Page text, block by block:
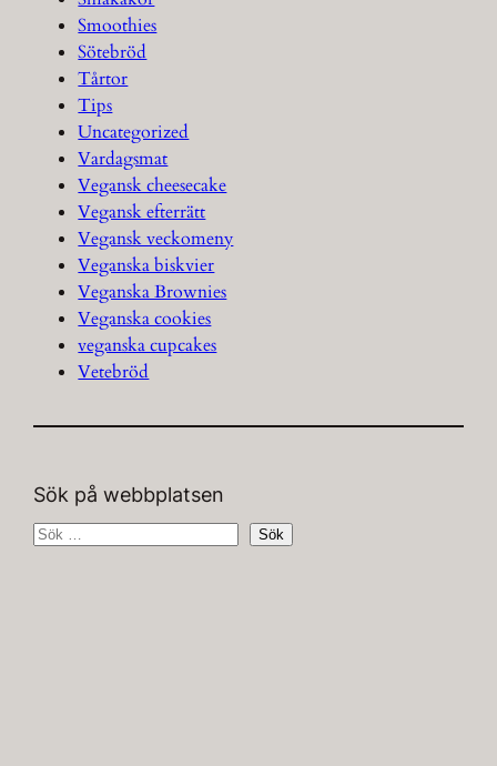
Smoothies
Sötebröd
Tårtor
Tips
Uncategorized
Vardagsmat
Vegansk cheesecake
Vegansk efterrätt
Vegansk veckomeny
Veganska biskvier
Veganska Brownies
Veganska cookies
veganska cupcakes
Vetebröd
Sök på webbplatsen
S
Sök